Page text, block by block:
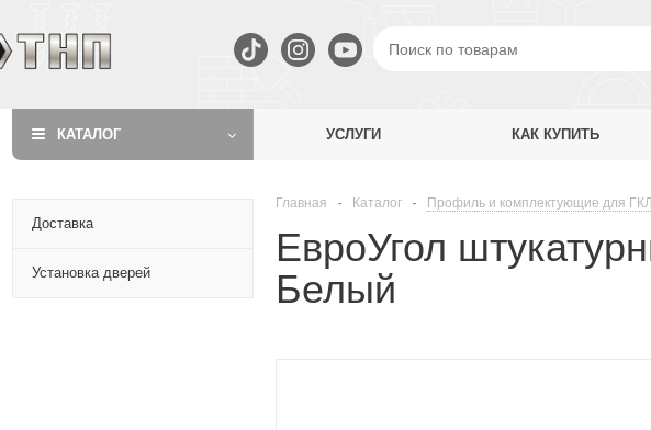
КАТАЛОГ УСЛУГИ КАК КУПИТЬ
Доставка
Установка дверей
Главная - Каталог - Профиль и комплектующие для ГКЛ
ЕвроУгол
Белый